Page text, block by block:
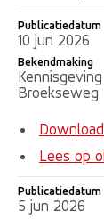
Publicatiedatum
10 jun 2026
Bekendmaking
Broekseweg
Lees op
Publicatiedatum
5 jun 2026